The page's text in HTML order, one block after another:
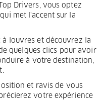
Drivers, vous optez
met l'accent sur la
louvres et découvrez la
quelques clics pour avoir
à votre destination,
et ravis de vous
votre expérience